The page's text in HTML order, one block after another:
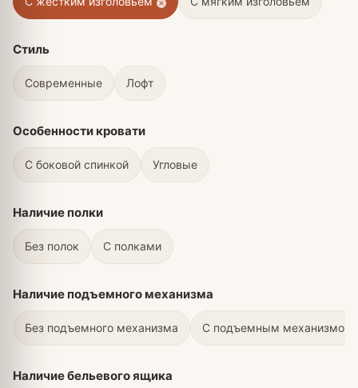
Стиль
Современные Лофт
Особенности кровати
С боковой спинкой Угловые
Наличие полки
Без полок С полками
Наличие подъемного механизма
Без подъемного механизма С подъемным механизмом
Наличие бельевого ящика